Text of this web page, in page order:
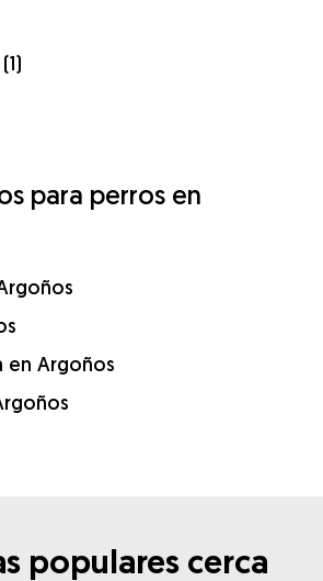
para perros en
en Argoños
populares cerca